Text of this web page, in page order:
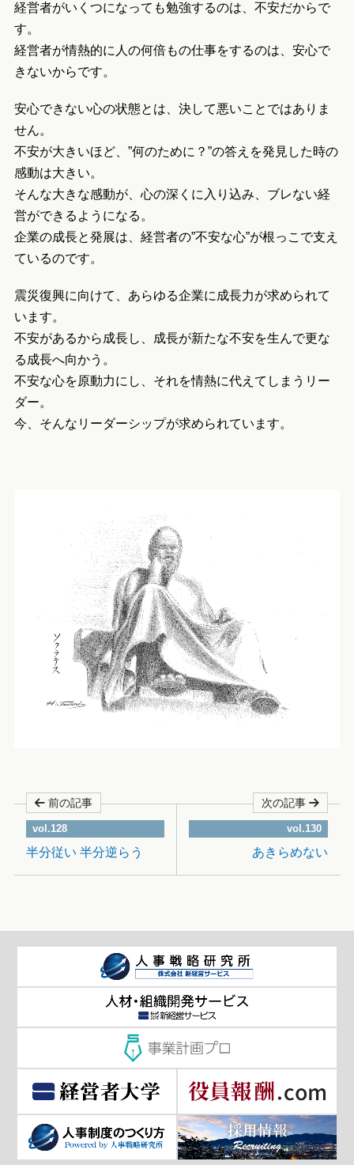
経営者がいくつになっても勉強するのは、不安だからで
す。
経営者が情熱的に人の何倍もの仕事をするのは、安心で
きないからです。
安心できない心の状態とは、決して悪いことではありま
せん。
不安が大きいほど、”何のために？”の答えを発見した時の
感動は大きい。
そんな大きな感動が、心の深くに入り込み、ブレない経
営ができるようになる。
企業の成長と発展は、経営者の”不安な心”が根っこで支え
ているのです。
震災復興に向けて、あらゆる企業に成長力が求められて
います。
不安があるから成長し、成長が新たな不安を生んで更な
る成長へ向かう。
不安な心を原動力にし、それを情熱に代えてしまうリー
ダー。
今、そんなリーダーシップが求められています。
前の記事
vol.128
半分従い 半分逆らう
次の記事
vol.130
あきらめない